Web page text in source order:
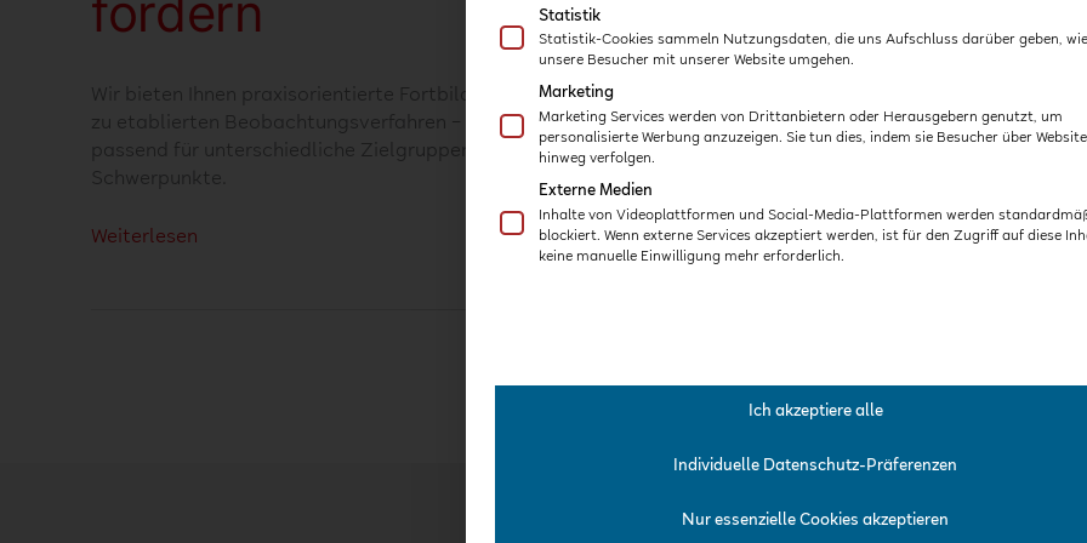
Wir bieten Ihnen praxisorientierte Fortbildungen
zu etablierten Beobachtungsverfahren –
passend für unterschiedliche Zielgruppen und
Schwerpunkte.
Weiterlesen
Statistik
Statistik-Cookies sammeln Nutzungsdaten, die uns Aufschluss darüber geben, wie
unsere Besucher mit unserer Website umgehen.
Marketing
Marketing Services werden von Drittanbietern oder Herausgebern genutzt, um
personalisierte Werbung anzuzeigen. Sie tun dies, indem sie Besucher über
hinweg verfolgen.
Externe Medien
Inhalte von Videoplattformen und Social-Media-Plattformen werden
blockiert. Wenn externe Services akzeptiert werden, ist für den Zugriff auf diese
keine manuelle Einwilligung mehr erforderlich.
Ich akzeptiere alle
Individuelle Datenschutz-Präferenzen
Nur essenzielle Cookies akzeptieren